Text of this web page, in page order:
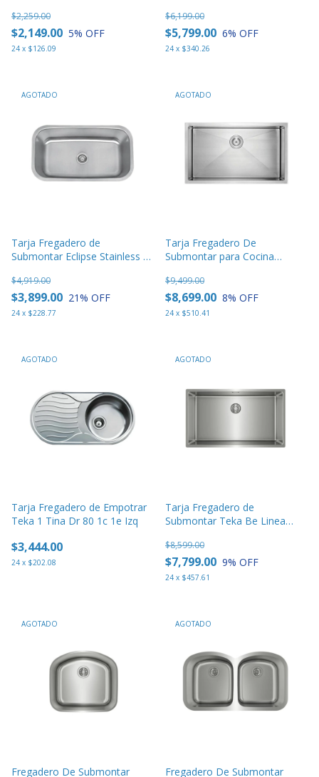
$2,149.00
$2,259.00
5% OFF
24 x $126.09
$5,799.00
$6,199.00
6% OFF
24 x $340.26
AGOTADO
Tarja Fregadero de
Submontar Eclipse Stainless -
$3,899.00
$4,919.00
21% OFF
24 x $228.77
AGOTADO
Tarja Fregadero De
Submontar para Cocina
$8,699.00
$9,499.00
8% OFF
24 x $510.41
AGOTADO
Tarja Fregadero de Empotrar
Teka 1 Tina Dr 80 1c 1e Izq
$3,444.00
24 x $202.08
AGOTADO
Tarja Fregadero de
Submontar Teka Be Linea
$7,799.00
$8,599.00
9% OFF
24 x $457.61
AGOTADO
Fregadero De Submontar
AGOTADO
Fregadero De Submontar